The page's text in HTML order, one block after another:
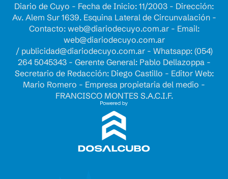
Diario de Cuyo - Fecha de Inicio: 11/2003 - Dirección:
Av. Alem Sur 1639. Esquina Lateral de Circunvalación -
Contacto: web@diariodecuyo.com.ar- Email:
web@diariodecuyo.com.ar
/ publicidad@diariodecuyo.com.ar- Whatsapp: (054)
264 5045343 - Gerente General: Pablo Dellazoppa -
Secretario de Redacción: Diego Castillo - Editor Web:
Mario Romero - Empresa propietaria del medio -
FRANCISCO MONTES S.A.C.I.F.